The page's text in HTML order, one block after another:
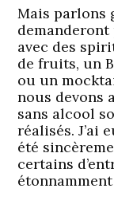
Mais parlons
avec des
de fruits, un
ou un
nous devons
sans alcool
réalisés. J’ai
été
certains